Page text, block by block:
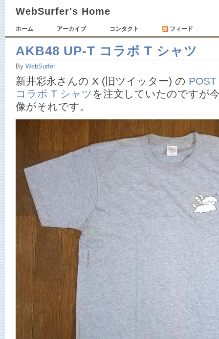
WebSurfer's Home
ホーム アーカイブ コンタクト フィード
AKB48 UP-T コラボ T シャツ
By WebSurfer
新井彩永さんの X (旧ツイッター) の POST
コラボ T シャツ を注文していたのですが
像がそれです。